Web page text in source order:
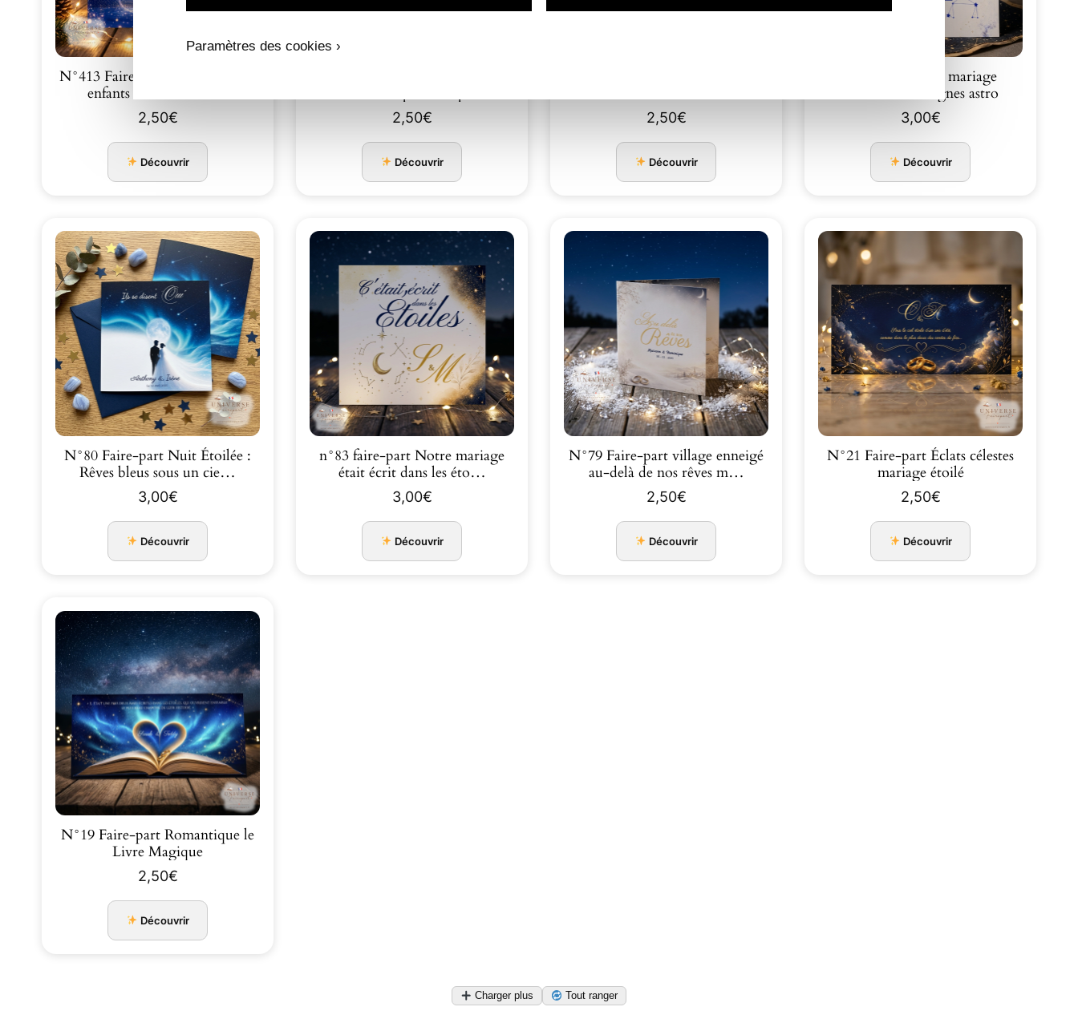
N°413 Faire-part nuit étoilés les
enfants annoncent le…
2,50€
Découvrir
2,50€
Découvrir
2,50€
Découvrir
N°54 Faire-part mariage
constellations signes astro
3,00€
Découvrir
N°80 Faire-part Nuit Étoilée :
Rêves bleus sous un cie…
3,00€
Découvrir
n°83 faire-part Notre mariage
était écrit dans les éto…
3,00€
Découvrir
N°79 Faire-part village enneigé
au-delà de nos rêves m…
2,50€
Découvrir
N°21 Faire-part Éclats célestes
mariage étoilé
2,50€
Découvrir
N°19 Faire-part Romantique le
Livre Magique
2,50€
Découvrir
Charger plus Tout ranger
Paramètres des cookies ›